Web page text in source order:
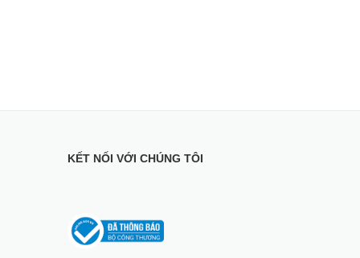
KẾT NỐI VỚI CHÚNG TÔI